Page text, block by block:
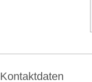
Kontaktdaten